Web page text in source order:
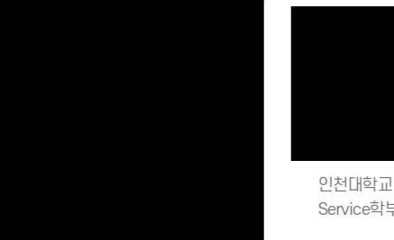
인천대학교 Global Trade &
Service학부, 무역학 관련 대학생